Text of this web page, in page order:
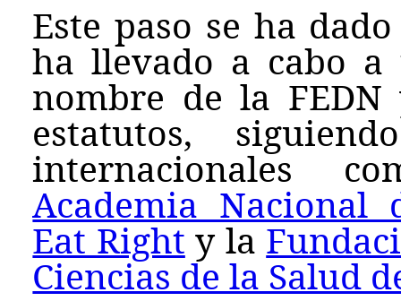
Este paso se ha
ha llevado a cabo
nombre de la
estatutos,
internacionales
Academia Nacional
Eat Right y la
Ciencias de la Salud